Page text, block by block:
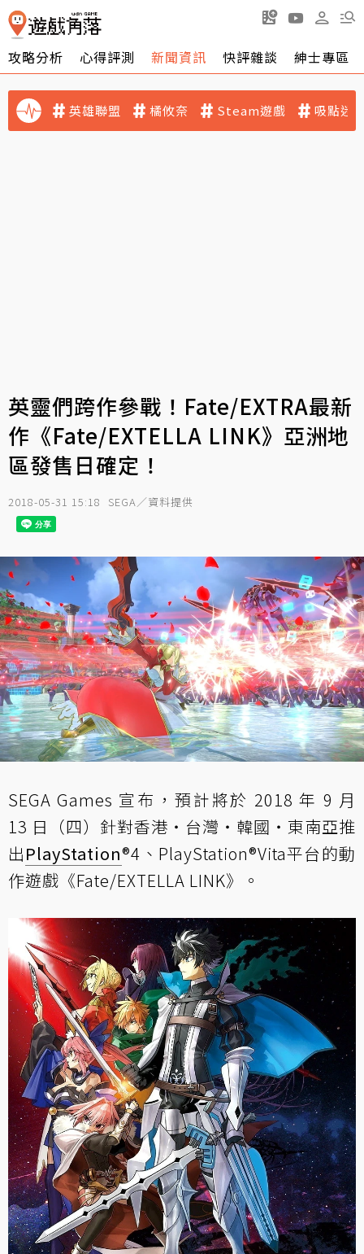
攻略分析 心得評測 新聞資訊 快評雜談 紳士專區
英雄聯盟 橘攸奈 Steam遊戲 吸點迷
英靈們跨作參戰！Fate/EXTRA最新
作《Fate/EXTELLA LINK》亞洲地
區發售日確定！
2018-05-31 15:18 SEGA／資料提供
SEGA Games 宣布，預計將於 2018 年 9 月
13 日（四）針對香港・台灣・韓國・東南亞推
出PlayStation®4、PlayStation®Vita平台的動
作遊戲《Fate/EXTELLA LINK》。